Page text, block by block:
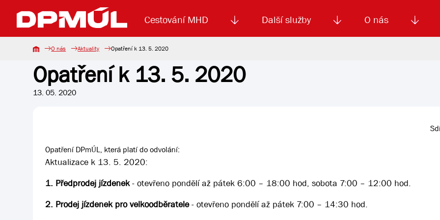
Cestování MHD
Uzavření mostu Dr. E. Beneše Koupit jízdenku
Další služby
Lanová dráha Reklama Smluvní doprava
O nás
Základní údaje Aktuality Výběrová řízení
O nás Aktuality Opatření k 13. 5. 2020
Opatření k 13. 5. 2020
13. 05. 2020
Opatření DPmÚL, která platí do odvolání:
Aktualizace k 13. 5. 2020:
1. Předprodej jízdenek- otevřeno pondělí až pátek 6:00 – 18:00 hod, sobota 7:00 – 12:00 hod.
2. Prodej jízdenek pro velkoodběratele- otevřeno pondělí až pátek 7:00 – 14:30 hod.